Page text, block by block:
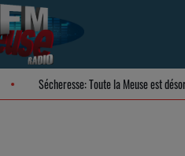
Sécheresse: Toute la Meuse est